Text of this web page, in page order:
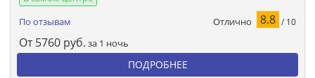
По отзывам
Отлично 8.8 / 10
От 5760 руб. за 1 ночь
ПОДРОБНЕЕ